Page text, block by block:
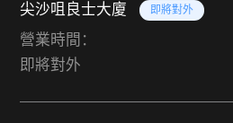
尖沙咀良士大廈 即將對外
營業時間：
即將對外